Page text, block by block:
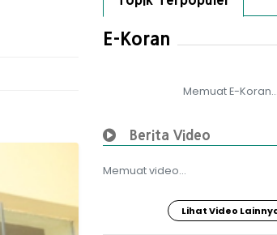
E-Koran
Memuat E-Koran...
Berita Video
Memuat video...
Lihat Video